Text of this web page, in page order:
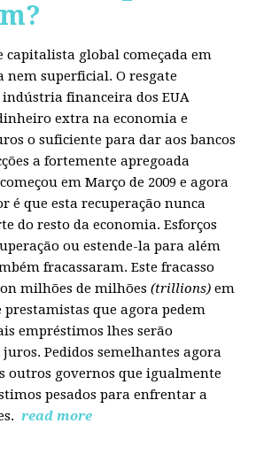
capitalista global começada em
nem superficial. O resgate
financeira dos EUA
extra na economia e
o suficiente para dar aos bancos
a fortemente apregoada
em Março de 2009 e agora
é que esta recuperação nunca
do resto da economia. Esforços
ou estende-la para além
fracassaram. Este fracasso
milhões de milhões(trillions) em
prestamistas que agora pedem
empréstimos lhes serão
Pedidos semelhantes agora
outros governos que igualmente
pesados para enfrentar a
read more